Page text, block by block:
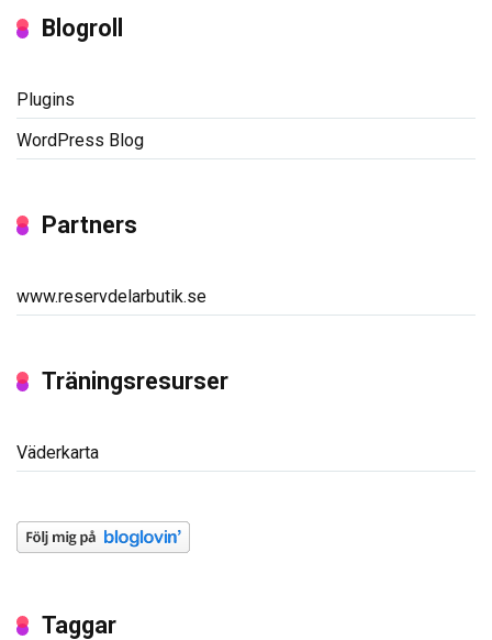
Blogroll
Plugins
WordPress Blog
Partners
www.reservdelarbutik.se
Träningsresurser
Väderkarta
Taggar